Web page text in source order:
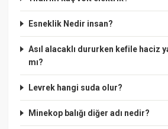
Esneklik Nedir insan?
Asıl alacaklı dururken kefile haciz
mı?
Levrek hangi suda olur?
Minekop balığı diğer adı nedir?